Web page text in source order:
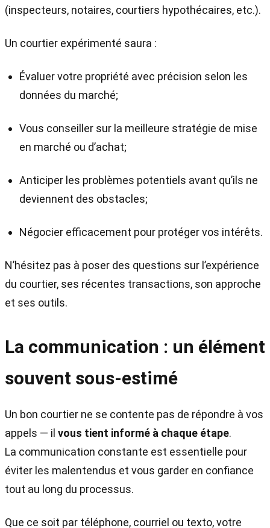
(inspecteurs, notaires, courtiers hypothécaires, etc.).
Un courtier expérimenté saura :
Évaluer votre propriété avec précision selon les
données du marché;
Vous conseiller sur la meilleure stratégie de mise
en marché ou d’achat;
Anticiper les problèmes potentiels avant qu’ils ne
deviennent des obstacles;
Négocier efficacement pour protéger vos intérêts.
N’hésitez pas à poser des questions sur l’expérience
du courtier, ses récentes transactions, son approche
et ses outils.
La communication : un élément
souvent sous-estimé
Un bon courtier ne se contente pas de répondre à vos
appels — il vous tient informé à chaque étape.
La communication constante est essentielle pour
éviter les malentendus et vous garder en confiance
tout au long du processus.
Que ce soit par téléphone, courriel ou texto, votre